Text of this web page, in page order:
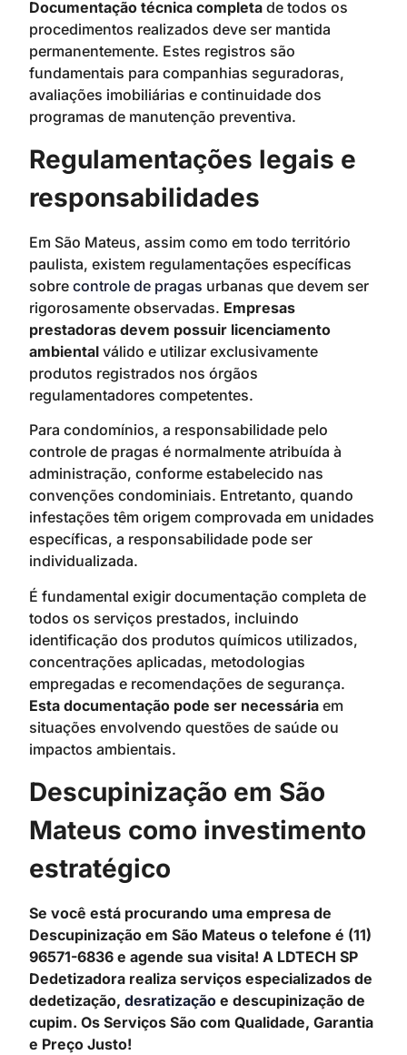
Documentação técnica completa de todos os
procedimentos realizados deve ser mantida
permanentemente. Estes registros são
fundamentais para companhias seguradoras,
avaliações imobiliárias e continuidade dos
programas de manutenção preventiva.
Regulamentações legais e
responsabilidades
Em São Mateus, assim como em todo território
paulista, existem regulamentações específicas
sobre controle de pragas urbanas que devem ser
rigorosamente observadas. Empresas
prestadoras devem possuir licenciamento
ambiental válido e utilizar exclusivamente
produtos registrados nos órgãos
regulamentadores competentes.
Para condomínios, a responsabilidade pelo
controle de pragas é normalmente atribuída à
administração, conforme estabelecido nas
convenções condominiais. Entretanto, quando
infestações têm origem comprovada em unidades
específicas, a responsabilidade pode ser
individualizada.
É fundamental exigir documentação completa de
todos os serviços prestados, incluindo
identificação dos produtos químicos utilizados,
concentrações aplicadas, metodologias
empregadas e recomendações de segurança.
Esta documentação pode ser necessária em
situações envolvendo questões de saúde ou
impactos ambientais.
Descupinização em São
Mateus como investimento
estratégico
Se você está procurando uma empresa de
Descupinização em São Mateus o telefone é (11)
96571-6836 e agende sua visita! A LDTECH SP
Dedetizadora realiza serviços especializados de
dedetização, desratização e descupinização de
cupim. Os Serviços São com Qualidade, Garantia
e Preço Justo!